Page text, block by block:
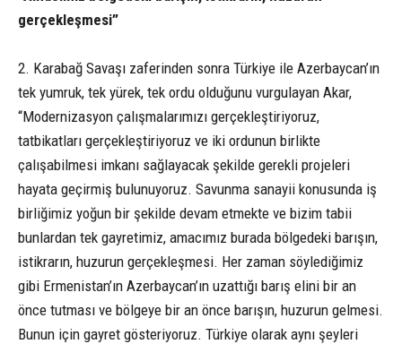
gerçekleşmesi”
2. Karabağ Savaşı zaferinden sonra Türkiye ile Azerbaycan’ın
tek yumruk, tek yürek, tek ordu olduğunu vurgulayan Akar,
“Modernizasyon çalışmalarımızı gerçekleştiriyoruz,
tatbikatları gerçekleştiriyoruz ve iki ordunun birlikte
çalışabilmesi imkanı sağlayacak şekilde gerekli projeleri
hayata geçirmiş bulunuyoruz. Savunma sanayii konusunda iş
birliğimiz yoğun bir şekilde devam etmekte ve bizim tabii
bunlardan tek gayretimiz, amacımız burada bölgedeki barışın,
istikrarın, huzurun gerçekleşmesi. Her zaman söylediğimiz
gibi Ermenistan’ın Azerbaycan’ın uzattığı barış elini bir an
önce tutması ve bölgeye bir an önce barışın, huzurun gelmesi.
Bunun için gayret gösteriyoruz. Türkiye olarak aynı şeyleri